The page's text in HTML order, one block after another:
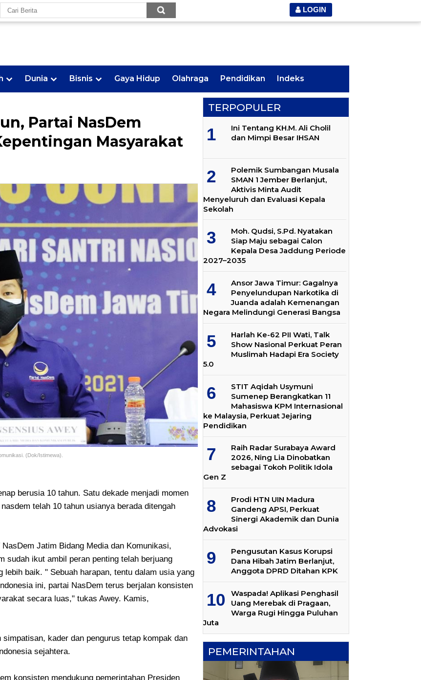
LOGIN
Dunia Bisnis Gaya Hidup Olahraga Pendidikan Indeks
Partai NasDem
Masyarakat
(Dok/Istimewa).
berusia 10 tahun. Satu dekade menjadi momen
telah 10 tahun usianya berada ditengah
Jatim Bidang Media dan Komunikasi,
sudah ikut ambil peran penting telah berjuang
baik. " Sebuah harapan, tentu dalam usia yang
ini, partai NasDem terus berjalan konsisten
secara luas," tukas Awey. Kamis,
kader dan pengurus tetap kompak dan
sejahtera.
konsisten mendukung pemerintahan Presiden
TERPOPULER
Ini Tentang KH.M. Ali Cholil
dan Mimpi Besar IHSAN
Polemik Sumbangan Musala
SMAN 1 Jember Berlanjut,
Aktivis Minta Audit
Menyeluruh dan Evaluasi Kepala
Sekolah
Moh. Qudsi, S.Pd. Nyatakan
Siap Maju sebagai Calon
Kepala Desa Jaddung Periode
2027–2035
Ansor Jawa Timur: Gagalnya
Penyelundupan Narkotika di
Juanda adalah Kemenangan
Negara Melindungi Generasi Bangsa
Harlah Ke-62 PII Wati, Talk
Show Nasional Perkuat Peran
Muslimah Hadapi Era Society
5.0
STIT Aqidah Usymuni
Sumenep Berangkatkan 11
Mahasiswa KPM Internasional
ke Malaysia, Perkuat Jejaring
Pendidikan
Raih Radar Surabaya Award
2026, Ning Lia Dinobatkan
sebagai Tokoh Politik Idola
Gen Z
Prodi HTN UIN Madura
Gandeng APSI, Perkuat
Sinergi Akademik dan Dunia
Advokasi
Pengusutan Kasus Korupsi
Dana Hibah Jatim Berlanjut,
Anggota DPRD Ditahan KPK
Waspada! Aplikasi Penghasil
Uang Merebak di Pragaan,
Warga Rugi Hingga Puluhan
Juta
PEMERINTAHAN